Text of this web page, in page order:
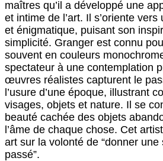
maîtres qu’il a développé une
et intime de l’art. Il s’oriente
et énigmatique, puisant son
simplicité. Granger est connu
souvent en couleurs
spectateur à une contemplation
œuvres réalistes capturent le
l’usure d’une époque, illustrant
visages, objets et nature. Il se
beauté cachée des objets
l’âme de chaque chose. Cet
art sur la volonté de “donner une
passé”.